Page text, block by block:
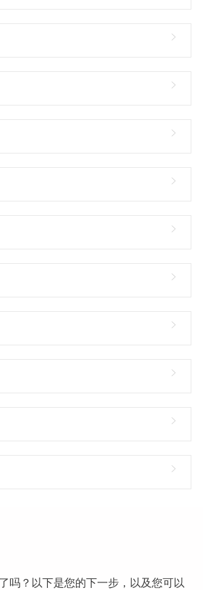
吗？以下是您的下一步，以及您可以